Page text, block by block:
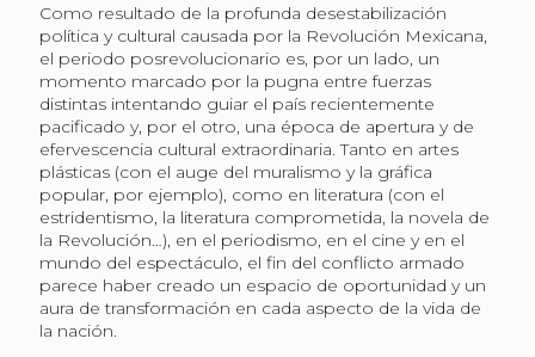
Como resultado de la profunda desestabilización
política y cultural causada por la Revolución Mexicana,
el periodo posrevolucionario es, por un lado, un
momento marcado por la pugna entre fuerzas
distintas intentando guiar el país recientemente
pacificado y, por el otro, una época de apertura y de
efervescencia cultural extraordinaria. Tanto en artes
plásticas (con el auge del muralismo y la gráfica
popular, por ejemplo), como en literatura (con el
estridentismo, la literatura comprometida, la novela de
la Revolución…), en el periodismo, en el cine y en el
mundo del espectáculo, el fin del conflicto armado
parece haber creado un espacio de oportunidad y un
aura de transformación en cada aspecto de la vida de
la nación.